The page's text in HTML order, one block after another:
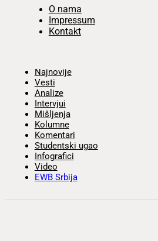
O nama
Impressum
Kontakt
Najnovije
Vesti
Analize
Intervjui
Mišljenja
Kolumne
Komentari
Studentski ugao
Infografici
Video
EWB Srbija